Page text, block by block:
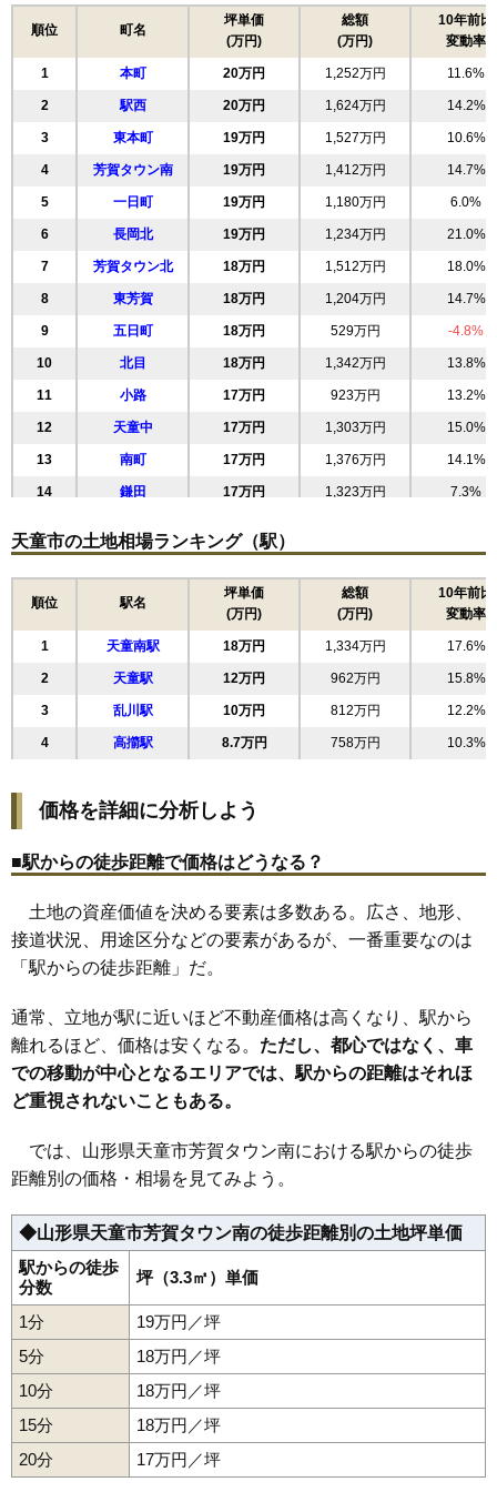
順位 町名
坪単価
(万円)
総額
(万円)
10年前比
変動率
1 本町 20万円 1,252万円 11.6%
2 駅西 20万円 1,624万円 14.2%
3 東本町 19万円 1,527万円 10.6%
4 芳賀タウン南 19万円 1,412万円 14.7%
5 一日町 19万円 1,180万円 6.0%
6 長岡北 19万円 1,234万円 21.0%
7 芳賀タウン北 18万円 1,512万円 18.0%
8 東芳賀 18万円 1,204万円 14.7%
9 五日町 18万円 529万円 -4.8%
10 北目 18万円 1,342万円 13.8%
11 小路 17万円 923万円 13.2%
12 天童中 17万円 1,303万円 15.0%
13 南町 17万円 1,376万円 14.1%
14 鎌田 17万円 1,323万円 7.3%
16 芳賀 17万円 1,748万円 15.7%
17万円 1,413万円 14.6%
17万円 1,457万円 13.6%
19 南小畑 16万円 1,556万円 5.7%
20 東長岡 16万円 1,213万円 13.5%
21 老野森 16万円 1,210万円 5.7%
22 鎌田本町 16万円 1,626万円 14.9%
24 糠塚 16万円
26 東久野本 15万円 1,064万円 7.7%
27 乱川 14万円 1,118万円 12.0%
28 北久野本 14万円 992万円 8.0%
29 久野本
30 長岡 11万円 666万円 14.6%
31 貫津 10万円 754万円 6.9%
32 成生 8.5万円 690万円 11.5%
33 清池 8.3万円
35 奈良沢 7.3万円
37 道満 6.9万円 333万円 14.2%
38 石鳥居
39
40 清池東
41 寺津
42 小関
43 干布
44 山元
天童市の土地相場ランキング（駅）
順位 駅名
坪単価
(万円)
総額
(万円)
10年前比
変動率
1 天童南駅 18万円 1,334万円 17.6%
2 天童駅 12万円 962万円 15.8%
3 乱川駅 10万円 812万円 12.2%
4 高擶駅 8.7万円 758万円 10.3%
価格を詳細に分析しよう
■駅からの徒歩距離で価格はどうなる？
土地の資産価値を決める要素は多数ある。広さ、地形、
接道状況、用途区分などの要素があるが、一番重要なのは
「駅からの徒歩距離」だ。
通常、立地が駅に近いほど不動産価格は高くなり、駅から
離れるほど、価格は安くなる。 ただし、都心ではなく、車
での移動が中心となるエリアでは、駅からの距離はそれほ
ど重視されないこともある。
では、山形県天童市芳賀タウン南における駅からの徒歩
距離別の価格・相場を見てみよう。
◆山形県天童市芳賀タウン南の徒歩距離別の土地坪単価
駅からの徒歩
分数
坪（3.3㎡）単価
1分
19万円／坪
5分
18万円／坪
10分
18万円／坪
15分
18万円／坪
20分
17万円／坪